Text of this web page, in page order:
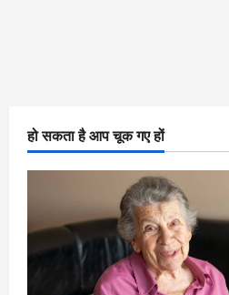
हो सकता है आप चूक गए हों